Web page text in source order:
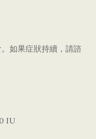
如果症狀持續，請諮
IU